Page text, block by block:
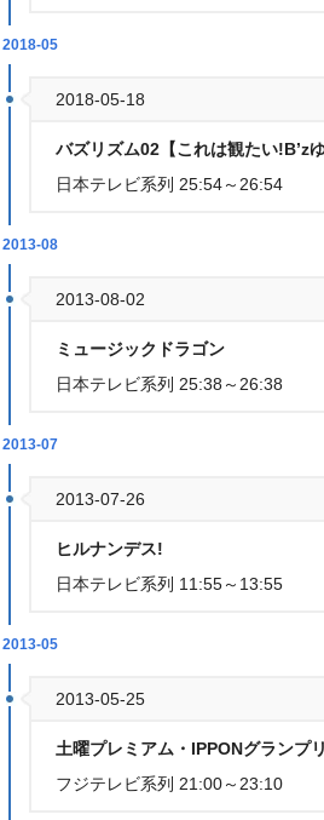
2018-05
2018-05-18
バズリズム02【これは観たい!B’z
日本テレビ系列 25:54～26:54
2013-08
2013-08-02
ミュージックドラゴン
日本テレビ系列 25:38～26:38
2013-07
2013-07-26
ヒルナンデス!
日本テレビ系列 11:55～13:55
2013-05
2013-05-25
土曜プレミアム・IPPONグランプ
フジテレビ系列 21:00～23:10